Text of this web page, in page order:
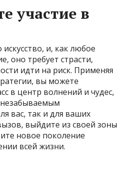
участие в
и, как любое
оно требует страсти,
идти на риск. Применяя
вы можете
в центр волнений и чудес,
незабываемым
вас, так и для ваших
выйдите из своей зоны
новое поколение
всей жизни.